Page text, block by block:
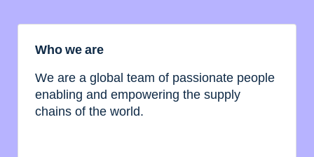
Who we are
We are a global team of passionate people
enabling and empowering the supply
chains of the world.